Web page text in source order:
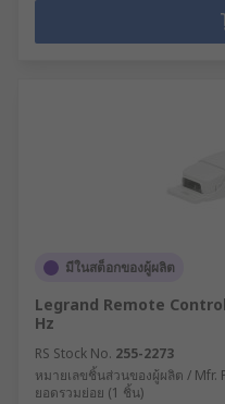
มีในสต็อกของผู้ผลิต
Legrand Remote
Hz
RS Stock No. 255-2273
หมายเลขชิ้นส่วนของผู้ผลิต / Mfr.
ยอดรวมย่อย (1 ชิ้น)